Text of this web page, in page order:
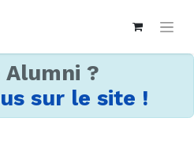
Alumni ?
sur le site !